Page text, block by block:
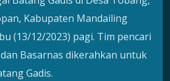
Kabupaten Mandailing
(13/12/2023) pagi. Tim pencari
Basarnas dikerahkan untuk
Gadis.